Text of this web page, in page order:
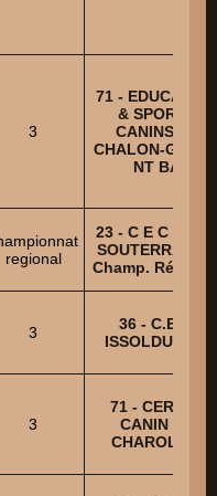
3
71 - EDUCATION
& SPORTS
CANINS DE
CHALON-GIVRY
NT BA
regional
23 - C E C DE
SOUTERRAINE -
Champ.
3
36 - C.E.C.
ISSOLDUNOIS
3
71 - CERCLE
CANIN DU
CHAROLAIS